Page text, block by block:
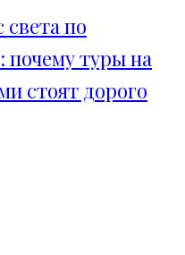
света по
почему туры на
стоят дорого